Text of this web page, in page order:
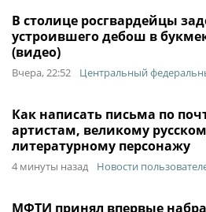
В столице росгвардейцы
устроившего дебош в
(видео)
Вчера, 22:52 Центральный
Как написать письма по
артистам, великому
литературному персонажу
4 минуты назад Новости
МФТИ принял впервые